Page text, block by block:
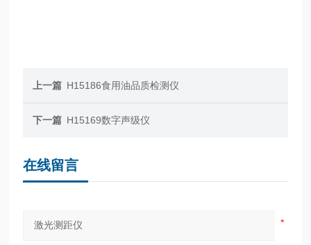
上一篇 H15186食用油品质检测仪
下一篇 H15169数字声级仪
在线留言